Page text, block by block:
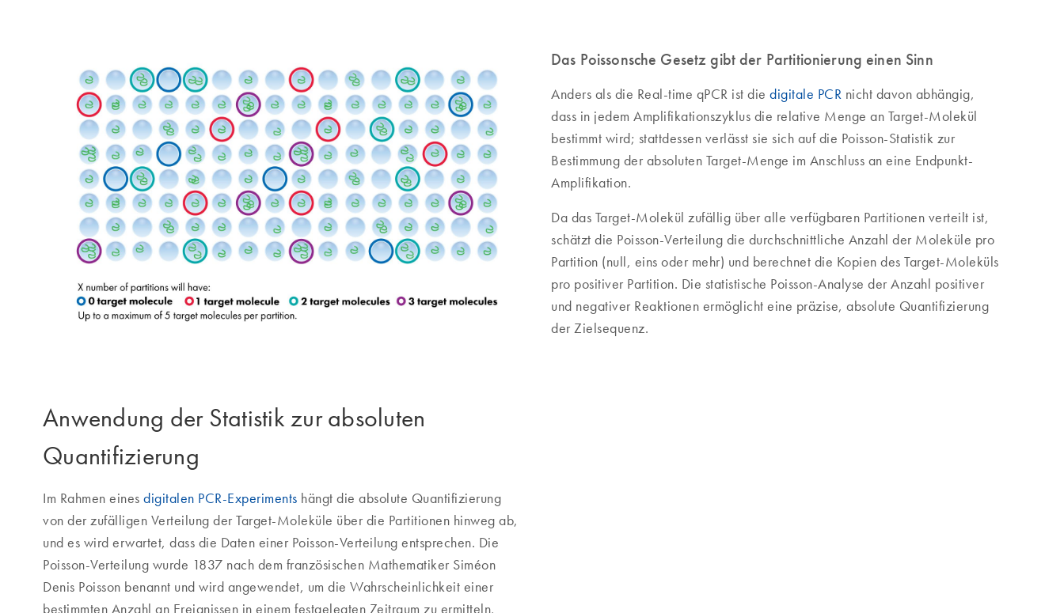
Das Poissonsche Gesetz gibt der Partitionierung einen Sinn
Anders als die Real-time qPCR ist die digitale PCR nicht davon abhängig,
dass in jedem Amplifikationszyklus die relative Menge an Target-Molekül
bestimmt wird; stattdessen verlässt sie sich auf die Poisson-Statistik zur
Bestimmung der absoluten Target-Menge im Anschluss an eine Endpunkt-
Amplifikation.
Da das Target-Molekül zufällig über alle verfügbaren Partitionen verteilt ist,
schätzt die Poisson-Verteilung die durchschnittliche Anzahl der Moleküle pro
Partition (null, eins oder mehr) und berechnet die Kopien des Target-Moleküls
pro positiver Partition. Die statistische Poisson-Analyse der Anzahl positiver
und negativer Reaktionen ermöglicht eine präzise, absolute Quantifizierung
der Zielsequenz.
Anwendung der Statistik zur absoluten
Quantifizierung
Im Rahmen eines digitalen PCR-Experiments hängt die absolute Quantifizierung
von der zufälligen Verteilung der Target-Moleküle über die Partitionen hinweg ab,
und es wird erwartet, dass die Daten einer Poisson-Verteilung entsprechen. Die
Poisson-Verteilung wurde 1837 nach dem französischen Mathematiker Siméon
Denis Poisson benannt und wird angewendet, um die Wahrscheinlichkeit einer
bestimmten Anzahl an Ereignissen in einem festgelegten Zeitraum zu ermitteln,